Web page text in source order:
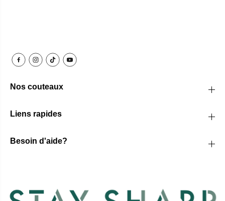
Nos couteaux
Liens rapides
Besoin d'aide?